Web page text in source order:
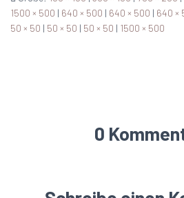
1500 × 500 | 640 × 500 | 640 × 500 | 640 ×
50 × 50 | 50 × 50 | 50 × 50 | 1500 × 500
0